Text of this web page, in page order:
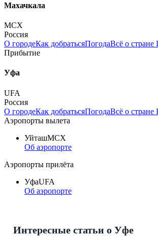
Махачкала
MCX
Россия
О городеКак добратьсяПогодаВсё о стране
Прибытие
Уфа
UFA
Россия
О городеКак добратьсяПогодаВсё о стране
Аэропорты вылета
УйташMCX
Об аэропорте
Аэропорты прилёта
УфаUFA
Об аэропорте
Интересные статьи о Уфе